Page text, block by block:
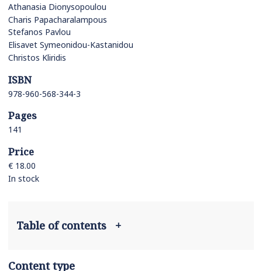
Athanasia Dionysopoulou
Charis Papacharalampous
Stefanos Pavlou
Elisavet Symeonidou-Kastanidou
Christos Kliridis
ISBN
978-960-568-344-3
Pages
141
Price
€ 18.00
In stock
Table of contents +
Content type